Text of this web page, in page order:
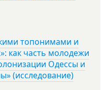
топонимами и
как часть молодежи
Одессы и
(исследование)